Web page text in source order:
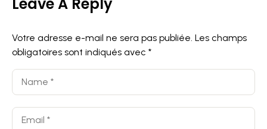
Leave A Reply
Votre adresse e-mail ne sera pas publiée. Les champs
obligatoires sont indiqués avec *